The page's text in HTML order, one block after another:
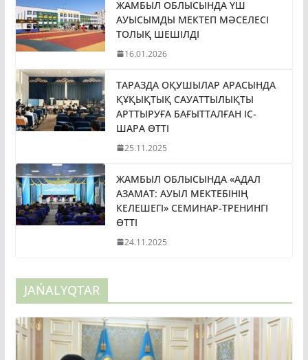
ЖАМБЫЛ ОБЛЫСЫНДА ҮШ
АУЫСЫМДЫ МЕКТЕП МӘСЕЛЕСІ
ТОЛЫҚ ШЕШІЛДІ
16.01.2026
ТАРАЗДА ОҚУШЫЛАР АРАСЫНДА
ҚҰҚЫҚТЫҚ САУАТТЫЛЫҚТЫ
АРТТЫРУҒА БАҒЫТТАЛҒАН ІС-
ШАРА ӨТТІ
25.11.2025
ЖАМБЫЛ ОБЛЫСЫНДА «АДАЛ
АЗАМАТ: АУЫЛ МЕКТЕБІНІҢ
КЕЛЕШЕГІ» СЕМИНАР-ТРЕНИНГІ
ӨТТІ
24.11.2025
JAŃALYQTAR